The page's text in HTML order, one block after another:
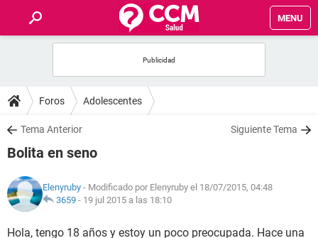
MENU
FOROS
SALUD
NUTRICIÓN
Foros Adolescentes
Tema Anterior Siguiente Tema
Bolita en seno
Elenyruby - Modificado por Elenyruby el 18/07/2015, 04:48
3659 - 19 jul 2015 a las 18:10
Hola, tengo 18 años y estoy un poco preocupada. Hace una